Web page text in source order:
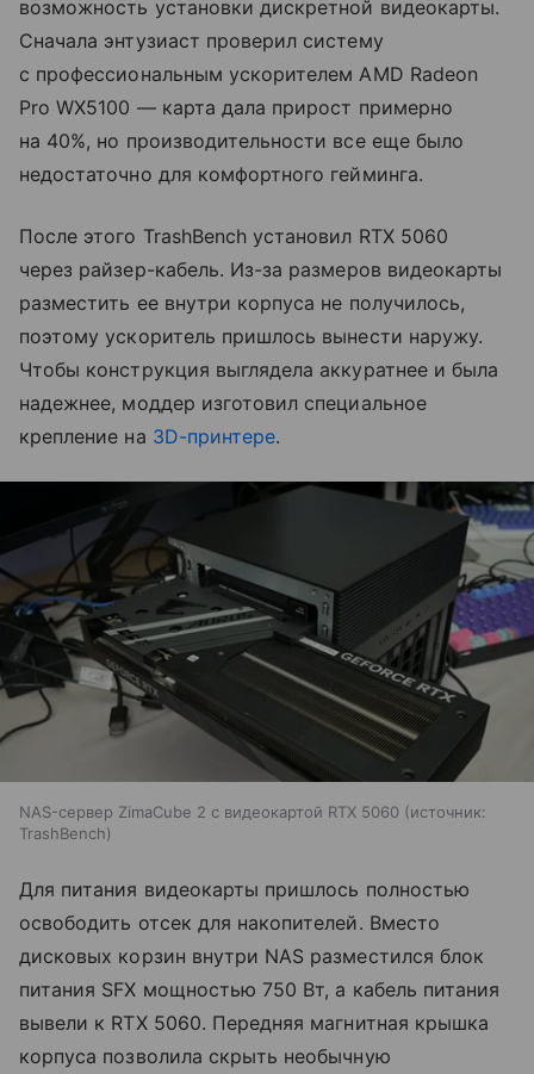
возможность установки дискретной видеокарты.
Сначала энтузиаст проверил систему
с профессиональным ускорителем AMD Radeon
Pro WX5100 — карта дала прирост примерно
на 40%, но производительности все еще было
недостаточно для комфортного гейминга.
После этого TrashBench установил RTX 5060
через райзер-кабель. Из-за размеров видеокарты
разместить ее внутри корпуса не получилось,
поэтому ускоритель пришлось вынести наружу.
Чтобы конструкция выглядела аккуратнее и была
надежнее, моддер изготовил специальное
крепление на 3D-принтере.
NAS-сервер ZimaCube 2 с видеокартой RTX 5060
источник:
TrashBench
Для питания видеокарты пришлось полностью
освободить отсек для накопителей. Вместо
дисковых корзин внутри NAS разместился блок
питания SFX мощностью 750 Вт, а кабель питания
вывели к RTX 5060. Передняя магнитная крышка
корпуса позволила скрыть необычную